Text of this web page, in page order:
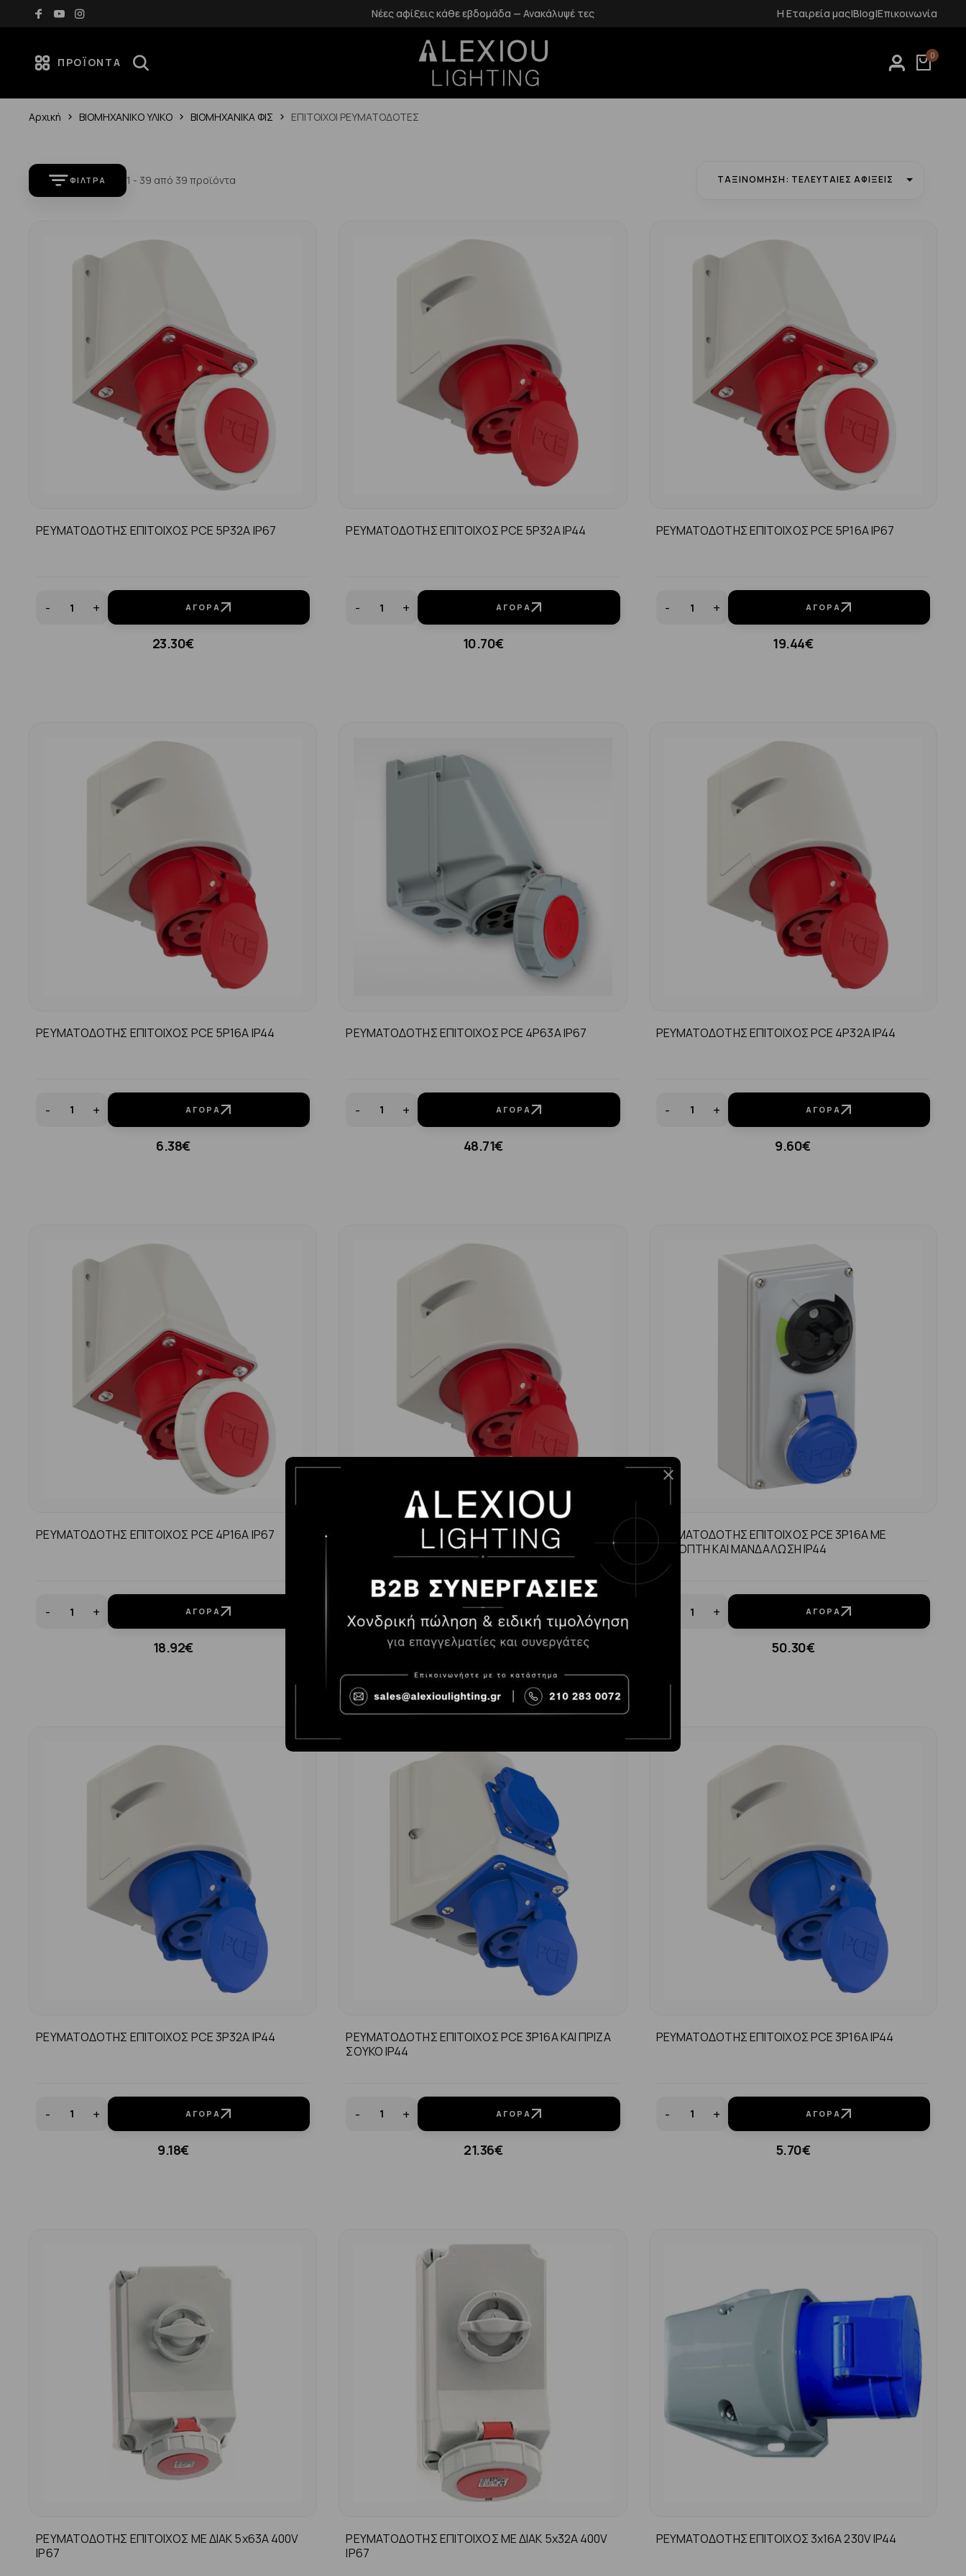
Νέες αφίξεις κάθε εβδομάδα — Ανακάλυψέ τες Δωρεάν επιστροφές εντός 14 ημερών Δωρεάν μεταφορικά για αγορές άνω των 70€
Η Εταιρεία μας|Blog|Επικοινωνία
ΠΡΟΪΌΝΤΑ 0
Αρχική ΒΙΟΜΗΧΑΝΙΚΟ ΥΛΙΚΟ ΒΙΟΜΗΧΑΝΙΚΑ ΦΙΣ ΕΠΙΤΟΙΧΟΙ ΡΕΥΜΑΤΟΔΟΤΕΣ
ΦΊΛΤΡΑ 1 - 39 από 39 προϊόντα ΤΑΞΙΝΌΜΗΣΗ: ΤΕΛΕΥΤΑΊΕΣ ΑΦΊΞΕΙΣ
ΡΕΥΜΑΤΟΔΟΤΗΣ ΕΠΙΤΟΙΧΟΣ PCE 5P32A IP67
- + ΑΓΟΡΆ
23.30€
ΡΕΥΜΑΤΟΔΟΤΗΣ ΕΠΙΤΟΙΧΟΣ PCE 5P32A IP44
- + ΑΓΟΡΆ
10.70€
ΡΕΥΜΑΤΟΔΟΤΗΣ ΕΠΙΤΟΙΧΟΣ PCE 5P16A IP67
- + ΑΓΟΡΆ
19.44€
ΡΕΥΜΑΤΟΔΟΤΗΣ ΕΠΙΤΟΙΧΟΣ PCE 5P16A IP44
- + ΑΓΟΡΆ
6.38€
ΡΕΥΜΑΤΟΔΟΤΗΣ ΕΠΙΤΟΙΧΟΣ PCE 4P63A IP67
- + ΑΓΟΡΆ
48.71€
ΡΕΥΜΑΤΟΔΟΤΗΣ ΕΠΙΤΟΙΧΟΣ PCE 4P32A IP44
- + ΑΓΟΡΆ
9.60€
ΡΕΥΜΑΤΟΔΟΤΗΣ ΕΠΙΤΟΙΧΟΣ PCE 4P16A IP67
- + ΑΓΟΡΆ
18.92€
ΡΕΥΜΑΤΟΔΟΤΗΣ ΕΠΙΤΟΙΧΟΣ PCE 4P16A IP44
- ΑΓΟΡΆ
6.36€
ΡΕΥΜΑΤΟΔΟΤΗΣ ΕΠΙΤΟΙΧΟΣ PCE 3P16A ΜΕ
ΔΙΑΚΟΠΤΗ ΚΑΙ ΜΑΝΔΑΛΩΣΗ IP44
+ ΑΓΟΡΆ
50.30€
ΡΕΥΜΑΤΟΔΟΤΗΣ ΕΠΙΤΟΙΧΟΣ PCE 3P32A IP44
- + ΑΓΟΡΆ
9.18€
ΡΕΥΜΑΤΟΔΟΤΗΣ ΕΠΙΤΟΙΧΟΣ PCE 3P16A ΚΑΙ ΠΡΙΖΑ
ΣΟΥΚΟ IP44
- + ΑΓΟΡΆ
21.36€
ΡΕΥΜΑΤΟΔΟΤΗΣ ΕΠΙΤΟΙΧΟΣ PCE 3P16A IP44
- + ΑΓΟΡΆ
5.70€
ΡΕΥΜΑΤΟΔΟΤΗΣ ΕΠΙΤΟΙΧΟΣ ΜΕ ΔΙΑΚ 5x63A 400V
IP67
ΡΕΥΜΑΤΟΔΟΤΗΣ ΕΠΙΤΟΙΧΟΣ ΜΕ ΔΙΑΚ 5x32A 400V
IP67
ΡΕΥΜΑΤΟΔΟΤΗΣ ΕΠΙΤΟΙΧΟΣ 3x16A 230V IP44